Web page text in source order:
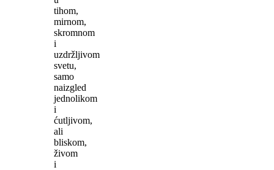
tihom,
mirnom,
skromnom
i
uzdržljivom
svetu,
samo
naizgled
jednolikom
i
ćutljivom,
ali
bliskom,
živom
i